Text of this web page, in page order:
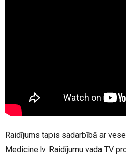
Raidījums tapis sadarbībā ar
Medicine.lv. Raidījumu vada TV